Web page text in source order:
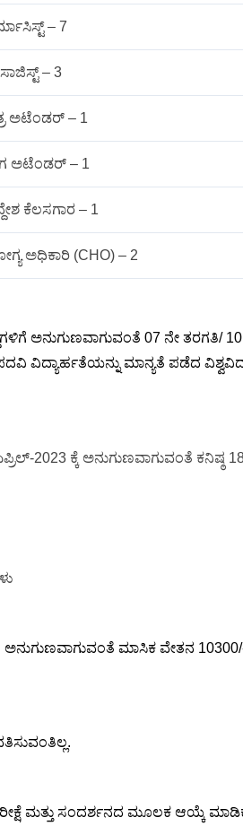
– 7
– 3
ಅಟೆಂಡರ್ – 1
ಅಟೆಂಡರ್ – 1
ಕೆಲಸಗಾರ – 1
ಅಧಿಕಾರಿ (CHO) – 2
ಅನುಗುಣವಾಗುವಂತೆ 07 ನೇ ತರಗತಿ/
ವಿದ್ಯಾರ್ಹತೆಯನ್ನು ಮಾನ್ಯತೆ ಪಡೆದ
2023 ಕ್ಕೆ ಅನುಗುಣವಾಗುವಂತೆ ಕನಿಷ್ಠ
ಅನುಗುಣವಾಗುವಂತೆ ಮಾಸಿಕ ವೇತನ
ಮತ್ತು ಸಂದರ್ಶನದ ಮೂಲಕ ಆಯ್ಕೆ